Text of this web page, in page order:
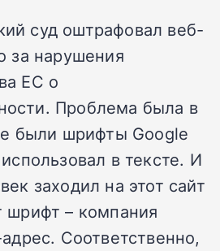
суд оштрафовал веб-
за нарушения
ЕС о
Проблема была в
были шрифты Google
в тексте. И
заходил на этот сайт
шрифт – компания
Соответственно,